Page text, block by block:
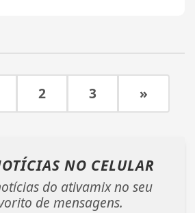
2 3 »
NO CELULAR
do ativamix no seu
de mensagens.